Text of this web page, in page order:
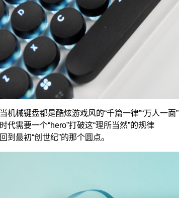
当机械键盘都是酷炫游戏风的“千篇一律”“万人一面”
时代需要一个“hero”打破这“理所当然”的规律
回到最初“创世纪”的那个圆点。